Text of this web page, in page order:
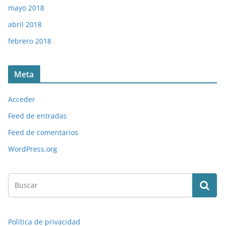
mayo 2018
abril 2018
febrero 2018
Meta
Acceder
Feed de entradas
Feed de comentarios
WordPress.org
Política de privacidad